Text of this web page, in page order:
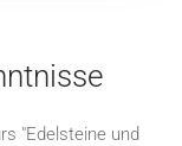
"Edelsteine und